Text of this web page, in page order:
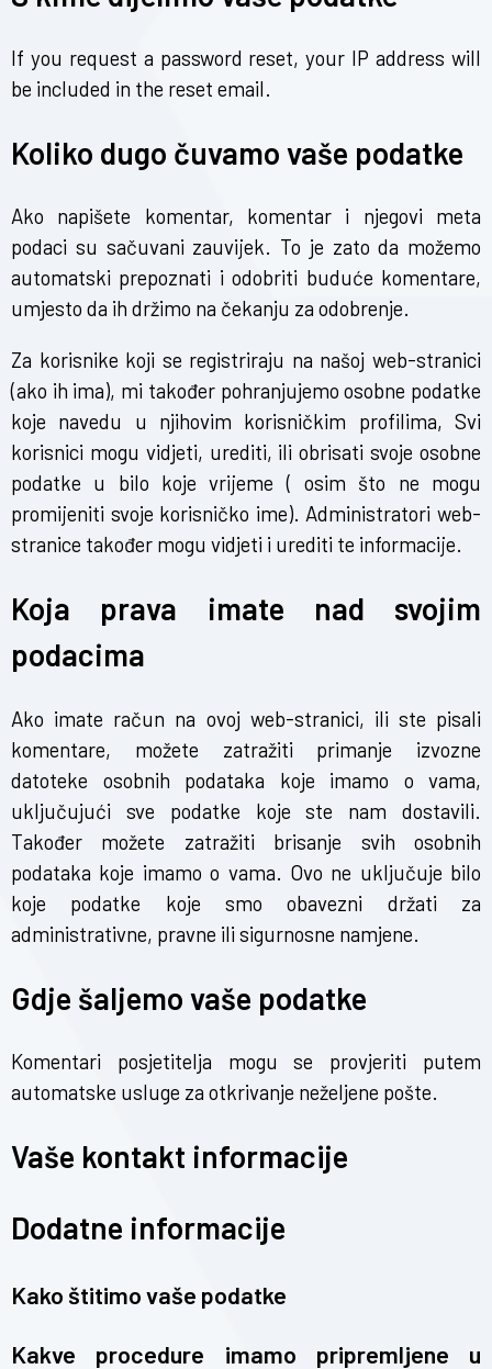
If you request a password reset, your IP address will
be included in the reset email.
Koliko dugo čuvamo vaše podatke
Ako napišete komentar, komentar i njegovi meta
podaci su sačuvani zauvijek. To je zato da možemo
automatski prepoznati i odobriti buduće komentare,
umjesto da ih držimo na čekanju za odobrenje.
Za korisnike koji se registriraju na našoj web-stranici
(ako ih ima), mi također pohranjujemo osobne podatke
koje navedu u njihovim korisničkim profilima, Svi
korisnici mogu vidjeti, urediti, ili obrisati svoje osobne
podatke u bilo koje vrijeme ( osim što ne mogu
promijeniti svoje korisničko ime). Administratori web-
stranice također mogu vidjeti i urediti te informacije.
Koja prava imate nad svojim
podacima
Ako imate račun na ovoj web-stranici, ili ste pisali
komentare, možete zatražiti primanje izvozne
datoteke osobnih podataka koje imamo o vama,
uključujući sve podatke koje ste nam dostavili.
Također možete zatražiti brisanje svih osobnih
podataka koje imamo o vama. Ovo ne uključuje bilo
koje podatke koje smo obavezni držati za
administrativne, pravne ili sigurnosne namjene.
Gdje šaljemo vaše podatke
Komentari posjetitelja mogu se provjeriti putem
automatske usluge za otkrivanje neželjene pošte.
Vaše kontakt informacije
Dodatne informacije
Kako štitimo vaše podatke
Kakve procedure imamo pripremljene u